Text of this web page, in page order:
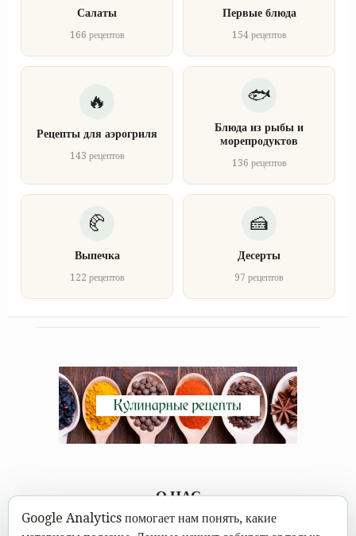
Салаты
166 рецептов
Первые блюда
154 рецептов
Рецепты для аэрогриля
143 рецептов
Блюда из рыбы и
морепродуктов
136 рецептов
Выпечка
122 рецептов
Десерты
97 рецептов
О НАС
Каждому под силу научиться вкусно готовить, а в
Google Analytics помогает нам понять, какие